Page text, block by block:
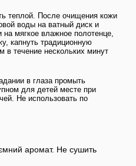
теплой. После очищения кожи
воды на ватный диск и
мягкое влажное полотенце,
капнуть традиционную
в течение нескольких минут
в глаза промыть
для детей месте при
Не использовать по
аромат. Не сушить